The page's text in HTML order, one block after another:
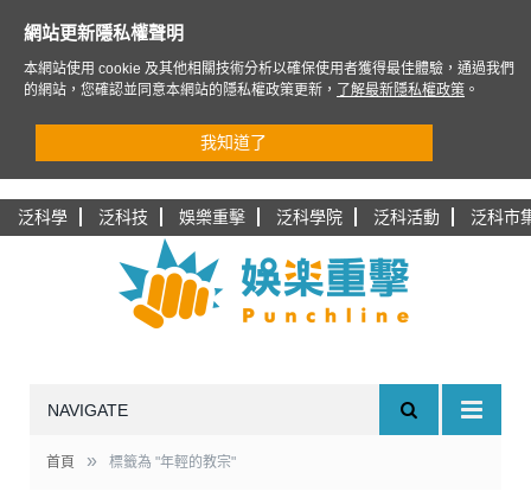
泛科學 泛科技 娛樂重擊 泛科學院 泛科活動 泛科市
NAVIGATE
首頁 » 標籤為 "年輕的教宗"
網站更新隱私權聲明
本網站使用 cookie 及其他相關技術分析以確保使用者獲得最佳體驗，通過我們
的網站，您確認並同意本網站的隱私權政策更新，
了解最新隱私權政策 。
我知道了